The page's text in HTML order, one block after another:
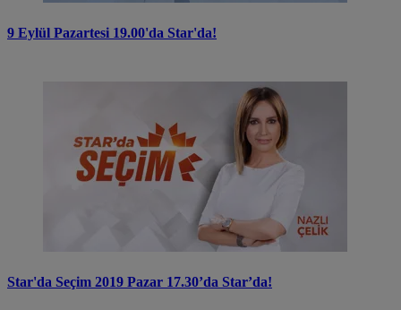
9 Eylül Pazartesi 19.00'da Star'da!
Star'da Seçim 2019 Pazar 17.30’da Star’da!